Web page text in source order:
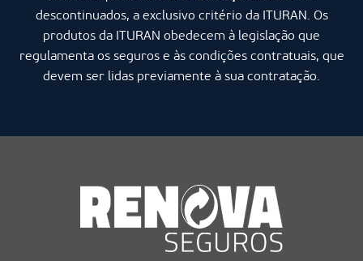
descontinuados, a exclusivo critério da ITURAN. Os
produtos da ITURAN obedecem à legislação que
regulamenta os seguros e às condições contratuais, que
devem ser lidas previamente à sua contratação.